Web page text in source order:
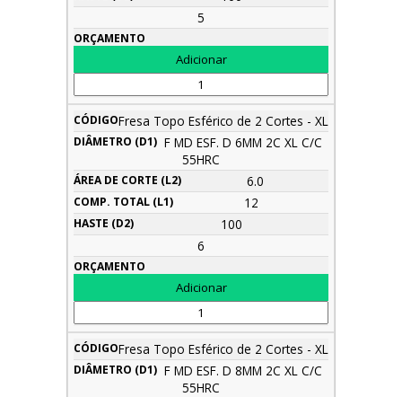
5
Fresa Topo Esférico de 2 Cortes - XL
F MD ESF. D 6MM 2C XL C/C
55HRC
6.0
12
100
6
Fresa Topo Esférico de 2 Cortes - XL
F MD ESF. D 8MM 2C XL C/C
55HRC